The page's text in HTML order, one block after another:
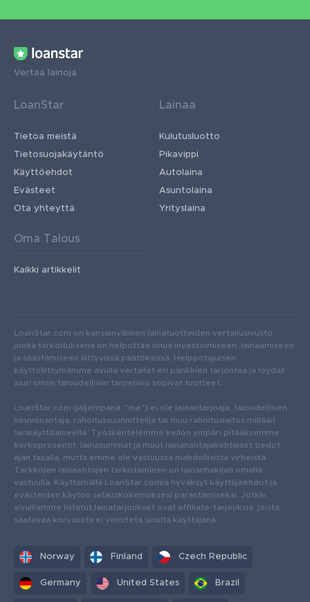
Vertaa lainoja
LoanStar
Tietoa meistä
Tietosuojakäytäntö
Käyttöehdot
Evästeet
Ota yhteyttä
Lainaa
Kulutusluotto
Pikavippi
Autolaina
Asuntolaina
Yrityslaina
Oma Talous
Kaikki artikkelit
LoanStar.com on kansainvälinen lainatuotteiden vertailusivusto,
jonka tarkoituksena on helpottaa sinua investoimiseen, lainaamiseen
ja säästämiseen liittyvissä päätöksissä. Helppotajuisen
käyttöliittymämme avulla vertailet eri pankkien tarjontaa ja löydät
juuri omiin taloudellisiin tarpeisiisi sopivat tuotteet.
LoanStar.com (jäljempänä: "me") ei ole lainantarjoaja, taloudellinen
neuvonantaja, rahoitussuunnittelija tai muu rahoituslaitos millään
lainkäyttöalueella. Työskentelemme kellon ympäri pitääksemme
korkoprosentit, lainasummat ja muut lainanantajakohtaiset tiedot
ajan tasalla, mutta emme ole vastuussa mahdollisista virheistä.
Tarkkojen lainaehtojen tarkistaminen on lainanhakijan omalla
vastuulla. Käyttämällä LoanStar.comia hyväksyt käyttäjäehdot ja
evästeiden käytön selauskokemuksesi parantamiseksi. Jotkin
sivuillamme listatut lainatarjoukset ovat affiliate-tarjouksia, joista
saatavaa korvausta ei veloiteta sinulta käyttäjänä.
Norway Finland Czech Republic
Germany United States Brazil